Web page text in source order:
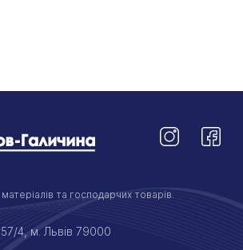
та господарчих товарів.
4, м. Львів 79000